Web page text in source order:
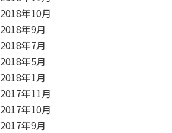
2018年10月
2018年9月
2018年7月
2018年5月
2018年1月
2017年11月
2017年10月
2017年9月